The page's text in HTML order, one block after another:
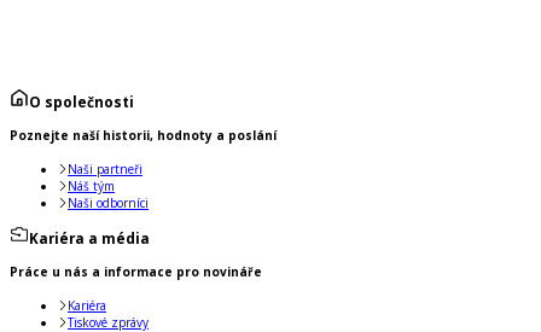
O společnosti
Poznejte naší historii, hodnoty a poslání
Naši partneři
Náš tým
Naši odborníci
Kariéra a média
Práce u nás a informace pro novináře
Kariéra
Tiskové zprávy